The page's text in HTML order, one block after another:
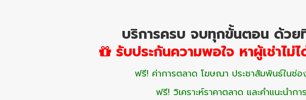
บริการครบ จบทุกขั้นตอน ด้วย
รับประกันความพอใจ หาผู้เช่าไม่
ฟรี! ค่าการตลาด โฆษณา ประชาสัมพันธ์ในช่อ
ฟรี! วิเคราะห์ราคาตลาด และคำแนะนำกา